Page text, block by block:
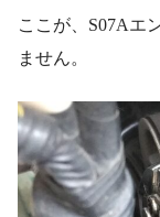
ここが、S07Aエ
ません。